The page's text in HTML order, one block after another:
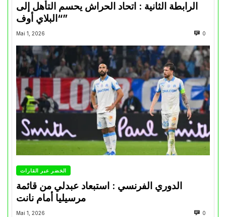
الرابطة الثانية : اتحاد الحراش يحسم التأهل إلى
“البلاي أوف”
Mai 1, 2026 0
الخضر عبر القارات
الدوري الفرنسي : استبعاد عبدلي من قائمة
مرسيليا أمام نانت
Mai 1, 2026 0